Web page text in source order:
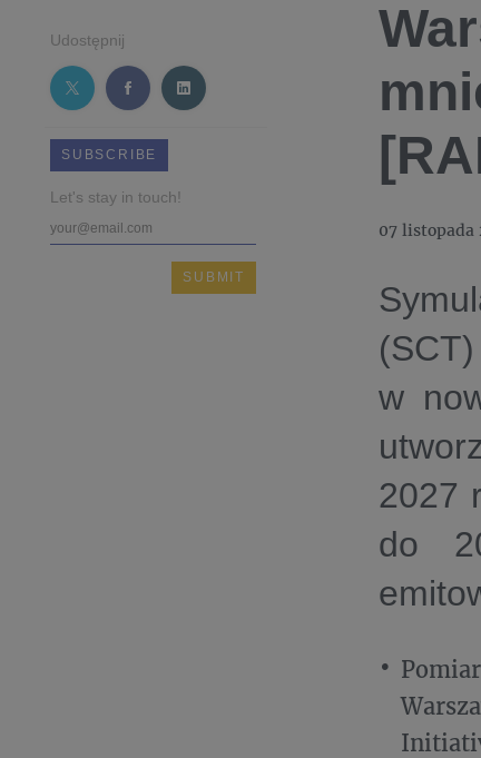
Udostępnij
SUBSCRIBE
Let's stay in touch!
07 listopada
w
2027
do